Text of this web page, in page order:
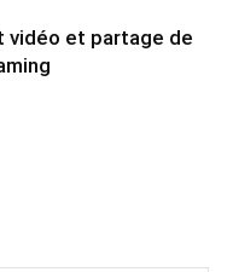
vidéo et partage de